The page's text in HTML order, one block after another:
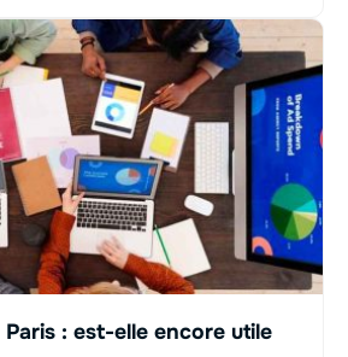
: est-elle encore utile